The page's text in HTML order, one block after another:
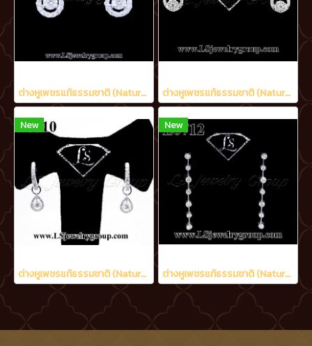
ต่างหูเพชรแท้ธรรมชาติ (Natural Diamonds) 0.60 Ct. ต่างหูเพชรแท้ธรรมชาติ (Natural Diamonds) 0.48 Ct.
New
ต่างหูเพชรแท้ธรรมชาติ (Natural Diamonds) 0.90 Ct.
New
ต่างหูเพชรแท้ธรรมชาติ (Natural Diamonds) 1.20 Ct.